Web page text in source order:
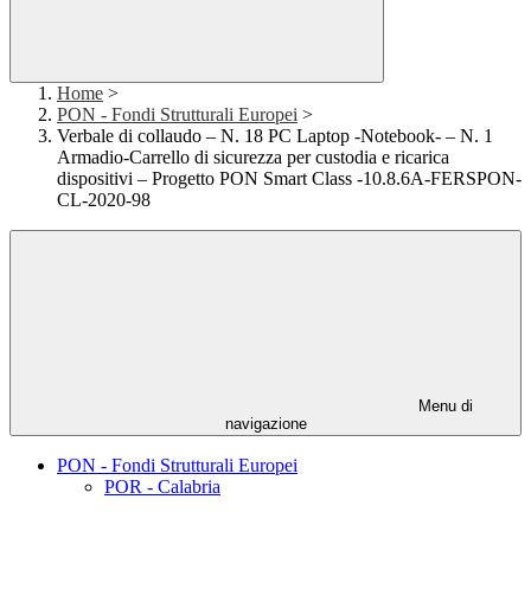
Home >
PON - Fondi Strutturali Europei >
Verbale di collaudo – N. 18 PC Laptop -Notebook- – N. 1
Armadio-Carrello di sicurezza per custodia e ricarica
dispositivi – Progetto PON Smart Class -10.8.6A-FERSPON-
CL-2020-98
Menu di
navigazione
PON - Fondi Strutturali Europei
POR - Calabria